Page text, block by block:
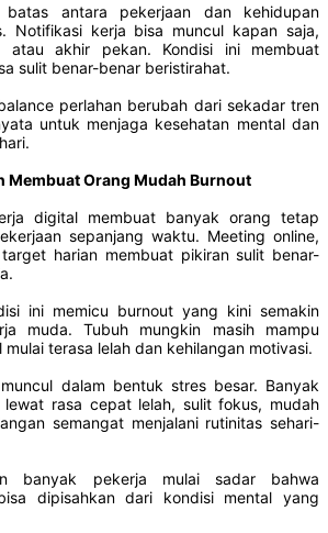
batas antara pekerjaan dan kehidupan
Notifikasi kerja bisa muncul kapan saja,
atau akhir pekan. Kondisi ini membuat
sulit benar-benar beristirahat.
perlahan berubah dari sekadar tren
untuk menjaga kesehatan mental dan
Membuat Orang Mudah Burnout
digital membuat banyak orang tetap
sepanjang waktu. Meeting online,
harian membuat pikiran sulit benar-
ini memicu burnout yang kini semakin
muda. Tubuh mungkin masih mampu
terasa lelah dan kehilangan motivasi.
dalam bentuk stres besar. Banyak
lewat rasa cepat lelah, sulit fokus, mudah
semangat menjalani rutinitas sehari-
banyak pekerja mulai sadar bahwa
dipisahkan dari kondisi mental yang